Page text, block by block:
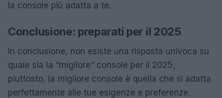
la console più adatta a te.
Conclusione: preparati per il 2025
In conclusione, non esiste una risposta univoca su
quale sia la “migliore” console per il 2025;
piuttosto, la migliore console è quella che si adatta
perfettamente alle tue esigenze e preferenze.